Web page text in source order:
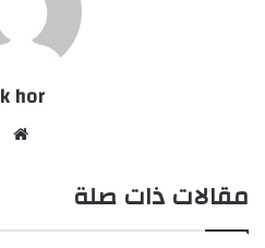
k hor
مقالات ذات صلة